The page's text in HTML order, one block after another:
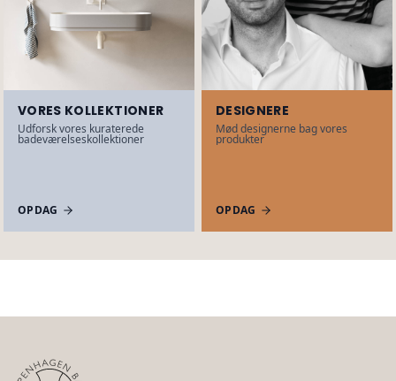
VORES KOLLEKTIONER
Udforsk vores kuraterede
badeværelseskollektioner
OPDAG
DESIGNERE
Mød designerne bag vores
produkter
OPDAG